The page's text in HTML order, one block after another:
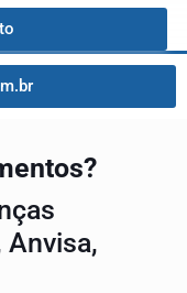
Anvisa,